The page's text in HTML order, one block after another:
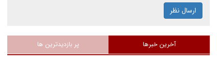
ارسال نظر
آخرین خبرها پر بازدیدترین ها